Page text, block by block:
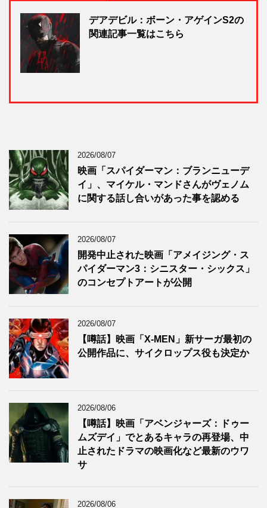
デアデビル：ボーン・アゲインS2の
関連記事一覧はこちら
2026/08/07
映画「スパイダーマン：ブランニューデ
イ」、マイケル・マンドさんがヴェノム
に関する話し合いがあった事を認める
2026/08/07
開発中止された映画「アメイジング・ス
パイダーマン3：シニスター・シックス」
のコンセプトアートが公開
2026/08/07
【噂話】映画「X-MEN」新サーガ最初の
公開作品に、サイクロップス役も決定か
2026/08/06
【噂話】映画「アベンジャーズ：ドゥー
ムズデイ」でとあるキャラの再登場、中
止されたドラマの映画化など最新のウワ
サ
2026/08/06